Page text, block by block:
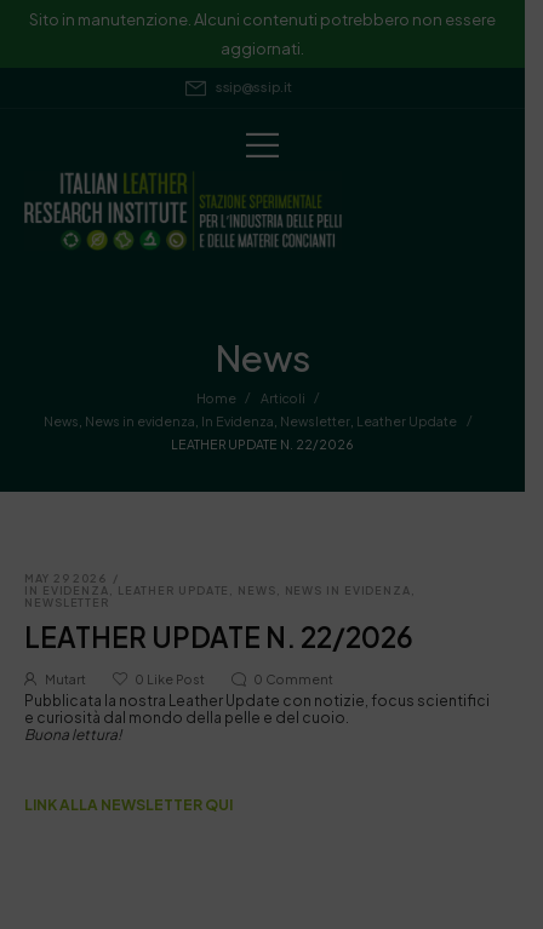
Sito in manutenzione. Alcuni contenuti potrebbero non essere
aggiornati.
ssip@ssip.it
News
Home / Articoli
/
News News in evidenza In Evidenza Newsletter Leather Update
/
LEATHER UPDATE N. 22/2026
MAY 29 2026
/
IN EVIDENZA, LEATHER UPDATE , NEWS, NEWS IN EVIDENZA,
NEWSLETTER
LEATHER UPDATE N. 22/2026
Mutart 0 Like Post 0 Comment
Pubblicata la nostra Leather Update con notizie, focus scientifici
e curiosità dal mondo della pelle e del cuoio.
Buona lettura!
LINK ALLA NEWSLETTER QUI